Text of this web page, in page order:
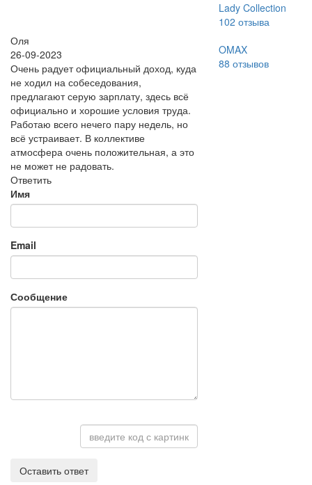
Оля
26-09-2023
Очень радует официальный доход, куда
не ходил на собеседования,
предлагают серую зарплату, здесь всё
официально и хорошие условия труда.
Работаю всего нечего пару недель, но
всё устраивает. В коллективе
атмосфера очень положительная, а это
не может не радовать.
Ответить
Имя
Email
Сообщение
Оставить ответ
Lady Collection
102 отзыва
OMAX
88 отзывов